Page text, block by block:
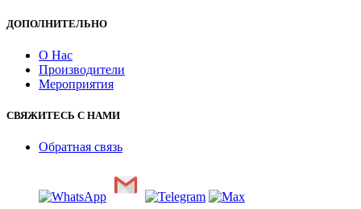
ДОПОЛНИТЕЛЬНО
О Нас
Производители
Мероприятия
СВЯЖИТЕСЬ С НАМИ
Обратная связь